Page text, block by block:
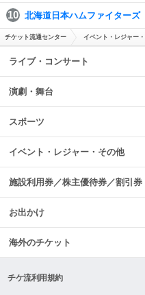
北海道日本ハムファイターズ
チケット流通センター イベント・レジャー
ライブ・コンサート
演劇・舞台
スポーツ
イベント・レジャー・その他
施設利用券／株主優待券／割引券
お出かけ
海外のチケット
チケ流利用規約